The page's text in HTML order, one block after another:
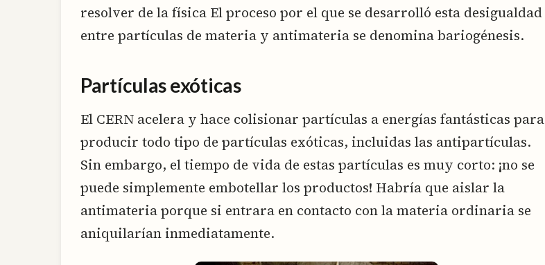
resolver de la física El proceso por el que se desarrolló esta desigualdad
entre partículas de materia y antimateria se denomina bariogénesis.
Partículas exóticas
El CERN acelera y hace colisionar partículas a energías fantásticas para
producir todo tipo de partículas exóticas, incluidas las antipartículas.
Sin embargo, el tiempo de vida de estas partículas es muy corto: ¡no se
puede simplemente embotellar los productos! Habría que aislar la
antimateria porque si entrara en contacto con la materia ordinaria se
aniquilarían inmediatamente.